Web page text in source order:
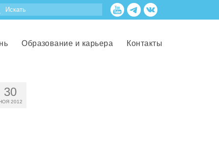
Образование и карьера Контакты
30
2012